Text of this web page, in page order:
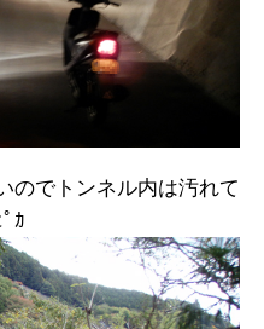
のでトンネル内は汚れて
ｶ